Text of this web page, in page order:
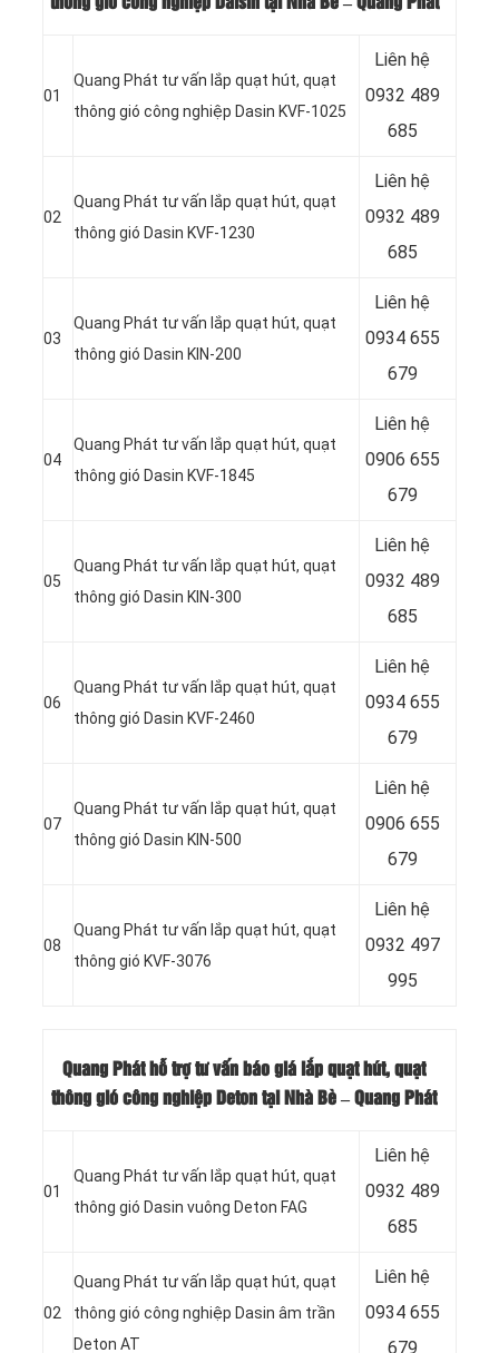
01
Quang Phát tư vấn lắp quạt hút, quạt
thông gió công nghiệp Dasin KVF-1025
Liên hệ
0932 489
685
02
Quang Phát tư vấn lắp quạt hút, quạt
thông gió Dasin KVF-1230
Liên hệ
0932 489
685
03
Quang Phát tư vấn lắp quạt hút, quạt
thông gió Dasin KIN-200
Liên hệ
0934 655
679
04
Quang Phát tư vấn lắp quạt hút, quạt
thông gió Dasin KVF-1845
Liên hệ
0906 655
679
05
Quang Phát tư vấn lắp quạt hút, quạt
thông gió Dasin KIN-300
Liên hệ
0932 489
685
06
Quang Phát tư vấn lắp quạt hút, quạt
thông gió Dasin KVF-2460
Liên hệ
0934 655
679
07
Quang Phát tư vấn lắp quạt hút, quạt
thông gió Dasin KIN-500
Liên hệ
0906 655
679
08
Quang Phát tư vấn lắp quạt hút, quạt
thông gió KVF-3076
Liên hệ
0932 497
995
Quang Phát hỗ trợ tư vấn báo giá lắp quạt hút, quạt
thông gió công nghiệp Deton tại Nhà Bè – Quang Phát
01
Quang Phát tư vấn lắp quạt hút, quạt
thông gió Dasin vuông Deton FAG
Liên hệ
0932 489
685
02
Quang Phát tư vấn lắp quạt hút, quạt
thông gió công nghiệp Dasin âm trần
Deton AT
Liên hệ
0934 655
679